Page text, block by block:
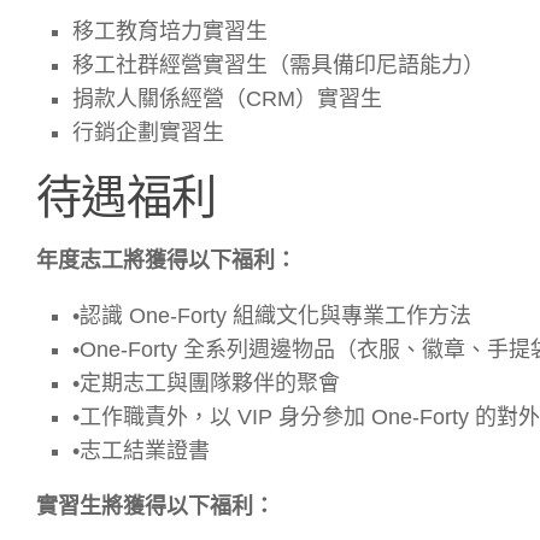
移工教育培力實習生
移工社群經營實習生（需具備印尼語能力）
捐款人關係經營（CRM）實習生
行銷企劃實習生
待遇福利
年度志工將獲得以下福利：
•認識 One-Forty 組織文化與專業工作方法
•One-Forty 全系列週邊物品（衣服、徽章、手提
•定期志工與團隊夥伴的聚會
•工作職責外，以 VIP 身分參加 One-Forty 的對
•志工結業證書
實習生將獲得以下福利：